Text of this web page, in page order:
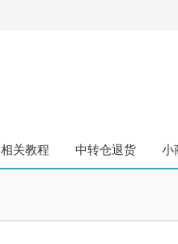
相关教程 中转仓退货 小